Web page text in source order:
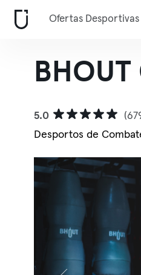
Ofertas Desportivas
5.0
Desportos de